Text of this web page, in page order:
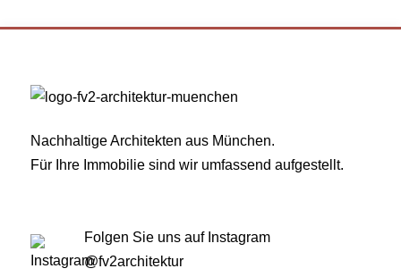
Nachhaltige Architekten aus München.
Für Ihre Immobilie sind wir umfassend aufgestellt.
Folgen Sie uns auf Instagram
@fv2architektur